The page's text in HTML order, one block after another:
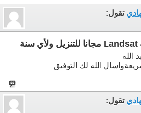
تقول:
الله
الله لك التوفيق
تقول: